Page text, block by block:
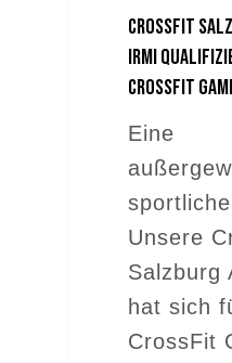
CrossFit
Irmi
CrossFit
Eine
Unsere
Salzburg
hat sich
CrossFit